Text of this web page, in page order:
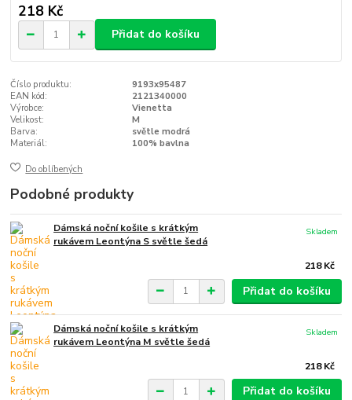
218 Kč
Přidat do košíku
Číslo produktu:
9193x95487
EAN kód:
2121340000
Výrobce:
Vienetta
Velikost:
M
Barva:
světle modrá
Materiál:
100% bavlna
Do oblíbených
Podobné produkty
Dámská noční košile s krátkým
rukávem Leontýna S světle šedá
218 Kč
Skladem
Přidat do košíku
Dámská noční košile s krátkým
rukávem Leontýna M světle šedá
218 Kč
Skladem
Přidat do košíku